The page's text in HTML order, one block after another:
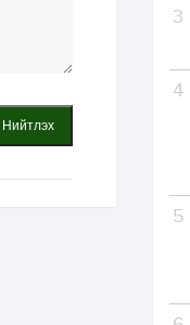
Нийтлэх